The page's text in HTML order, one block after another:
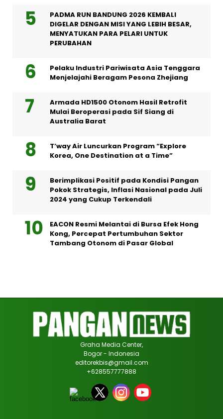
PADMA RUN BANDUNG 2026 KEMBALI
DIGELAR DENGAN MISI YANG LEBIH BESAR,
MENYATUKAN PARA PELARI UNTUK
PERUBAHAN
Pelaku Industri Pariwisata Asia Tenggara
Menjelajahi Beragam Pesona Zhejiang
Armada HD1500 Otonom Hasil Retrofit
Mulai Beroperasi pada Sif Siang di
Australia Barat
T’way Air Luncurkan Program “Explore
Korea, One Destination at a Time”
Berimplikasi Positif pada Kondisi Pangan
Pokok Strategis, Inflasi Nasional pada Juli
2024 yang Cukup Terkendali
EACON Resmi Melantai di Bursa Efek Hong
Kong, Percepat Pertumbuhan Sektor
Tambang Otonom di Pasar Global
Graha Media Center,
Bogor - Indonesia
editorekbis@gmail.com
+628557777888